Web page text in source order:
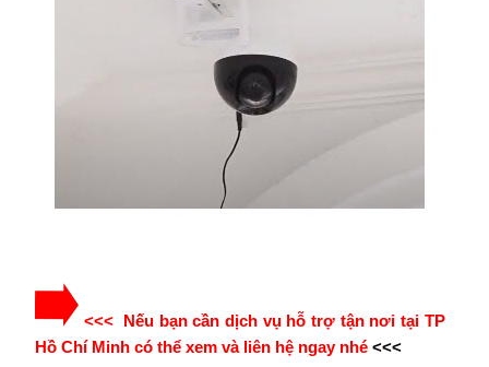
<<< Nếu bạn cần dịch vụ hỗ trợ tận nơi tại TP
Hồ Chí Minh có thể xem và liên hệ ngay nhé<<<